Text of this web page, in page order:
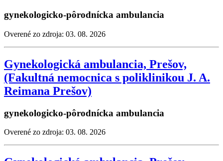
gynekologicko-pôrodnícka ambulancia
Overené zo zdroja: 03. 08. 2026
Gynekologická ambulancia, Prešov,
(Fakultná nemocnica s poliklinikou J. A.
Reimana Prešov)
gynekologicko-pôrodnícka ambulancia
Overené zo zdroja: 03. 08. 2026